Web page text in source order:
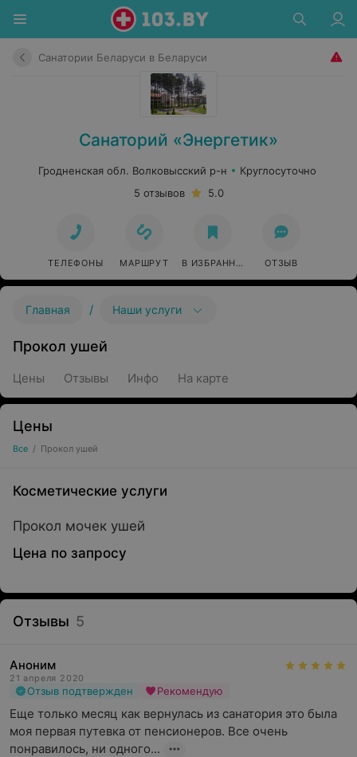
Санатории Беларуси в Беларуси
Санаторий «Энергетик»
Гродненская обл. Волковысский р-н
Круглосуточно
5 отзывов
5.0
ТЕЛЕФОНЫ МАРШРУТ В ИЗБРАННОЕ ОТЗЫВ
Главная / Наши услуги
Прокол ушей
Цены Отзывы Инфо На карте
Цены
Все / Прокол ушей
Косметические услуги
Прокол мочек ушей
Цена по запросу
Отзывы 5
Аноним
21 апреля 2020
Отзыв подтвержден Рекомендую
Еще только месяц как вернулась из санатория это была
моя первая путевка от пенсионеров. Все очень
понравилось, ни одного...